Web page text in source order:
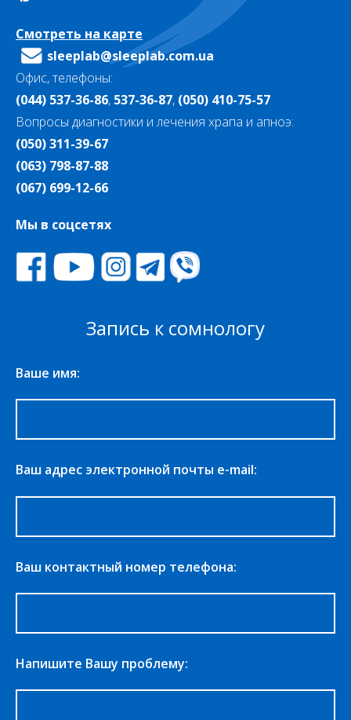
Смотреть на карте
sleeplab@sleeplab.com.ua
Офис, телефоны:
(044) 537-36-86, 537-36-87, (050) 410-75-57
Вопросы диагностики и лечения храпа и апноэ:
(050) 311-39-67
(063) 798-87-88
(067) 699-12-66
Мы в соцсетях
Запись к сомнологу
Ваше имя:
Ваш адрес электронной почты e-mail:
Ваш контактный номер телефона:
Напишите Вашу проблему: